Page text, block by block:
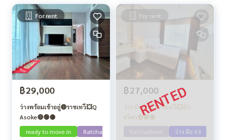
For rent
฿29,000
ว่างพร้อมเข้าอยู่🔴ราชเทวี💥Q
Asoke🔴🟢🟡
ready to move in
Ratchathewi
For rent
฿27,000
ว่าง มิย 69💥ราชเทวี💥คิว
อโศก🔴🟢🟡
ว่าง มิย 69